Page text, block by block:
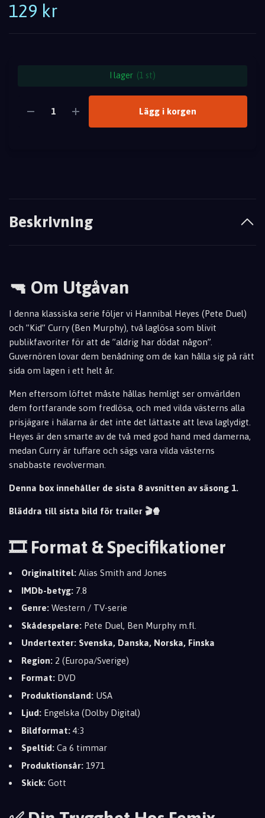
129 kr
I lager (1 st)
Lägg i korgen
Beskrivning
🔫 Om Utgåvan
I denna klassiska serie följer vi Hannibal Heyes (Pete Duel)
och ”Kid” Curry (Ben Murphy), två laglösa som blivit
publikfavoriter för att de ”aldrig har dödat någon”.
Guvernören lovar dem benådning om de kan hålla sig på rätt
sida om lagen i ett helt år.
Men eftersom löftet måste hållas hemligt ser omvärlden
dem fortfarande som fredlösa, och med vilda västerns alla
prisjägare i hälarna är det inte det lättaste att leva laglydigt.
Heyes är den smarte av de två med god hand med damerna,
medan Curry är tuffare och sägs vara vilda västerns
snabbaste revolverman.
Denna box innehåller de sista 8 avsnitten av säsong 1.
Bläddra till sista bild för trailer 🎬🍿
🎞️ Format & Specifikationer
Originaltitel: Alias Smith and Jones
IMDb-betyg: 7.8
Genre: Western / TV-serie
Skådespelare: Pete Duel, Ben Murphy m.fl.
Undertexter: Svenska, Danska, Norska, Finska
Region: 2 (Europa/Sverige)
Format: DVD
Produktionsland: USA
Ljud: Engelska (Dolby Digital)
Bildformat:4:3
Speltid: Ca 6 timmar
Produktionsår: 1971
Skick: Gott